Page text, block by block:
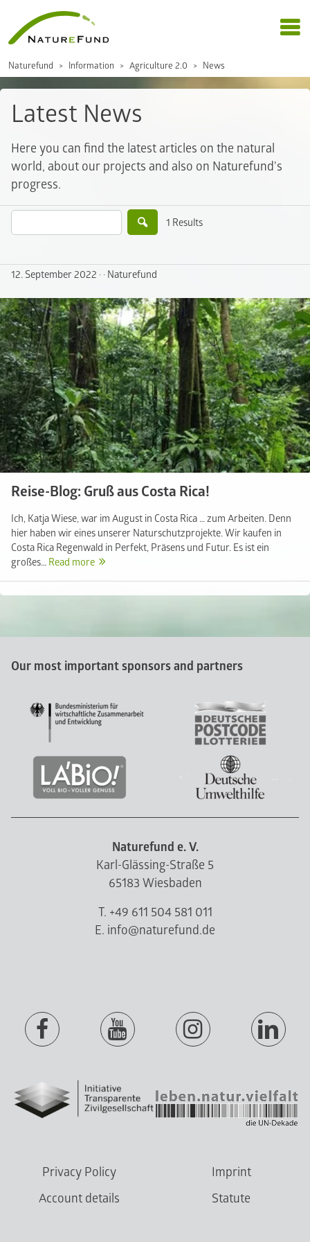
Naturefund Information Agriculture 2.0 News
Latest News
Here you can find the latest articles on the natural
world, about our projects and also on Naturefund's
progress.
1 Results
12. September 2022 · · Naturefund
Reise-Blog: Gruß aus Costa Rica!
Ich, Katja Wiese, war im August in Costa Rica … zum Arbeiten. Denn
hier haben wir eines unserer Naturschutzprojekte. Wir kaufen in
Costa Rica Regenwald in Perfekt, Präsens und Futur. Es ist ein
großes… Read more
Our most important sponsors and partners
Naturefund e. V.
Karl-Glässing-Straße 5
65183 Wiesbaden
T. +49 611 504 581 011
E. info@naturefund.de
Privacy Policy
Imprint
Account details
Statute